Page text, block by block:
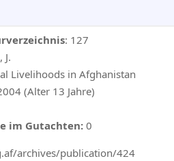
: 127
J.
Livelihoods in Afghanistan
(Alter 13 Jahre)
im Gutachten: 0
archives/publication/424